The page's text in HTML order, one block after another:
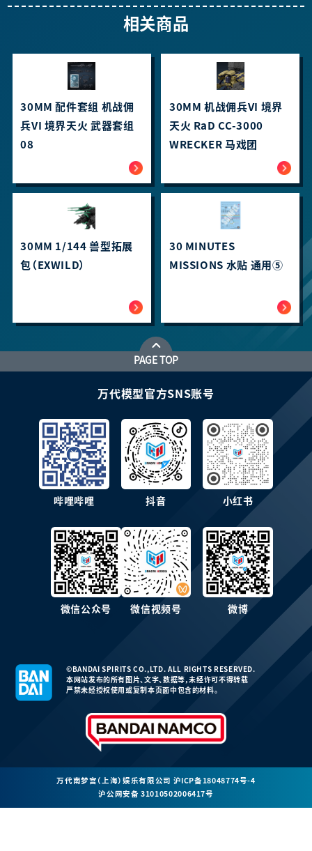
相关商品
30MM 配件套组 机战佣
兵VI 境界天火 武器套组
08
30MM 机战佣兵VI 境界
天火 RaD CC-3000
WRECKER 马戏团
30MM 1/144 兽型拓展
包（EXWILD）
30 MINUTES
MISSIONS 水贴 通用⑤
PAGE TOP
万代模型官方SNS账号
哔哩哔哩 抖音 小红书
微信公众号 微信视频号 微博
©BANDAI SPIRITS CO.,LTD. ALL RIGHTS RESERVED.
本网站发布的所有图片、文字、数据等，未经许可不得转载
严禁未经授权使用或复制本页面中包含的材料。
万代南梦宫（上海）娱乐有限公司 沪ICP备18048774号-4
沪公网安备 31010502006417号